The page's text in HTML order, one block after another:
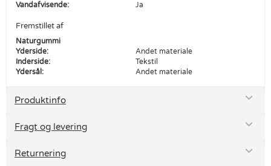
Vandafvisende:
Ja
Fremstillet af
Naturgummi
Yderside:
Andet materiale
Inderside:
Tekstil
Ydersål:
Andet materiale
Produktinfo
Fragt og levering
Returnering